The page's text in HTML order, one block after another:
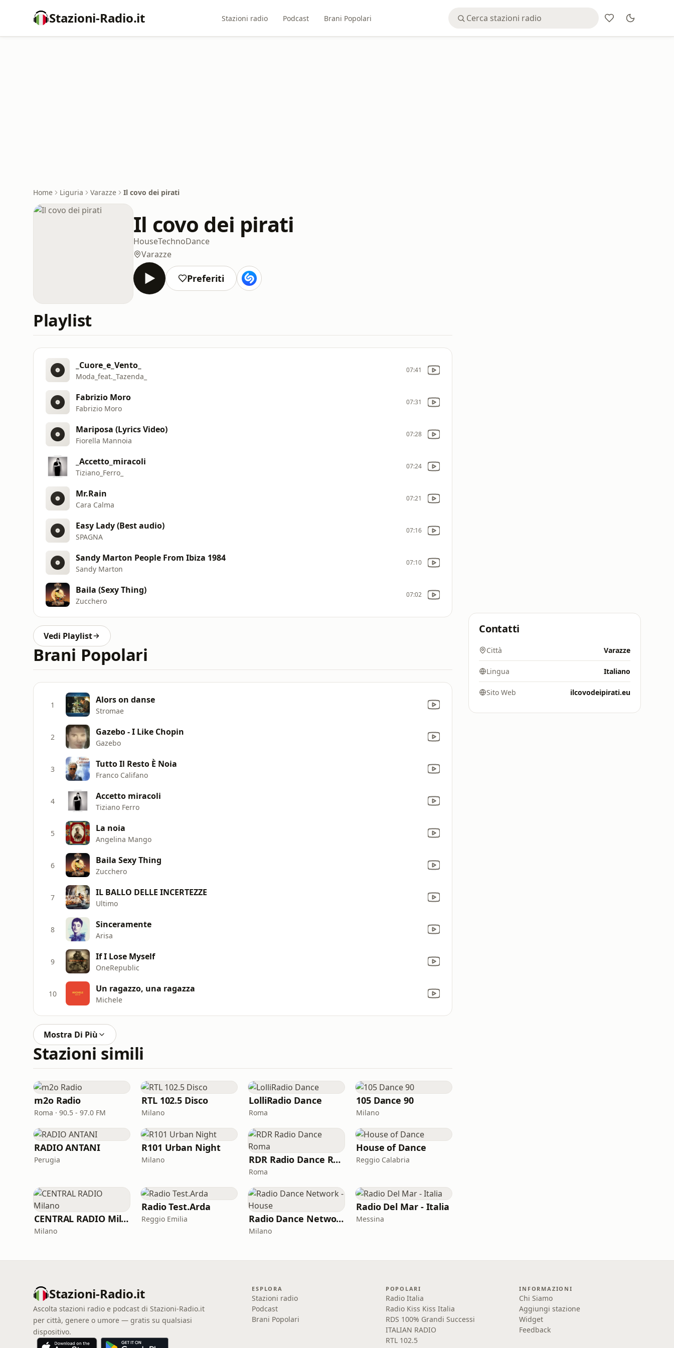
Stazioni-Radio.it Stazioni radio Podcast Brani Popolari
Home Liguria Varazze Il covo dei pirati
Il covo dei pirati
HouseTechnoDance
Varazze
Preferiti
Playlist
_Cuore_e_Vento_
Moda_feat._Tazenda_
07:41
Fabrizio Moro
Fabrizio Moro
07:31
Mariposa (Lyrics Video)
Fiorella Mannoia
07:28
_Accetto_miracoli
Tiziano_Ferro_
07:24
Mr.Rain
Cara Calma
07:21
Easy Lady (Best audio)
SPAGNA
07:16
Sandy Marton People From Ibiza 1984
Sandy Marton
07:10
Baila (Sexy Thing)
Zucchero
07:02
Vedi Playlist
Brani Popolari
1 Alors on danse
Stromae
2 Gazebo - I Like Chopin
Gazebo
3 Tutto Il Resto È Noia
Franco Califano
4 Accetto miracoli
Tiziano Ferro
5 La noia
Angelina Mango
6 Baila Sexy Thing
Zucchero
7 IL BALLO DELLE INCERTEZZE
Ultimo
8 Sinceramente
Arisa
9 If I Lose Myself
OneRepublic
10 Un ragazzo, una ragazza
Michele
Mostra Di Più
Stazioni simili
m2o Radio
Roma · 90.5 - 97.0 FM
RTL 102.5 Disco
Milano
LolliRadio Dance
Roma
105 Dance 90
Milano
RADIO ANTANI
Perugia
R101 Urban Night
Milano RDR Radio Dance Roma
Roma
House of Dance
Reggio Calabria
CENTRAL RADIO Milano
Milano
Radio Test.Arda
Reggio Emilia Radio Dance Network - House
Milano
Radio Del Mar - Italia
Messina
Contatti
Città Varazze
Lingua Italiano
Sito Web ilcovodeipirati.eu
Stazioni-Radio.it
Ascolta stazioni radio e podcast di Stazioni-Radio.it
per città, genere o umore — gratis su qualsiasi
dispositivo.
ESPLORA
Stazioni radio
Podcast
Brani Popolari
POPOLARI
Radio Italia
Radio Kiss Kiss Italia
RDS 100% Grandi Successi
ITALIAN RADIO
RTL 102.5
INFORMAZIONI
Chi Siamo
Aggiungi stazione
Widget
Feedback